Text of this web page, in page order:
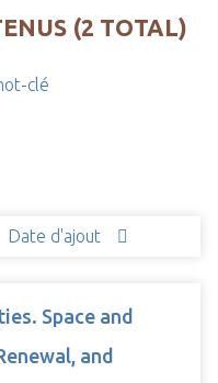
(2 TOTAL)
clé
Date d'ajout
Space and
and